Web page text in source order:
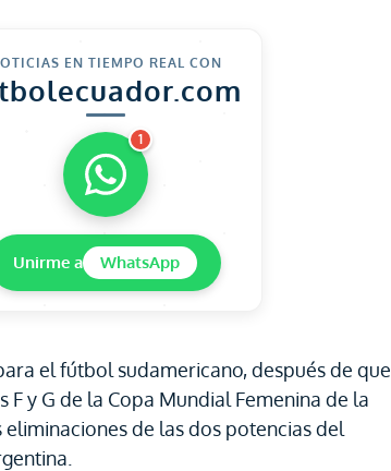
EN TIEMPO REAL CON
1
Unirme a WhatsApp
el fútbol sudamericano, después de que
F y G de la Copa Mundial Femenina de la
eliminaciones de las dos potencias del